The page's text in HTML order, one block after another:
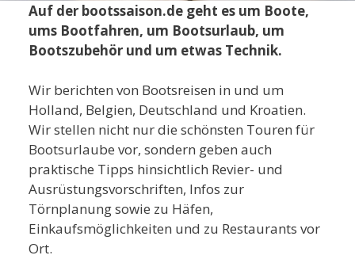
Auf der bootssaison.de geht es um Boote,
ums Bootfahren, um Bootsurlaub, um
Bootszubehör und um etwas Technik.
Wir berichten von Bootsreisen in und um
Holland, Belgien, Deutschland und Kroatien.
Wir stellen nicht nur die schönsten Touren für
Bootsurlaube vor, sondern geben auch
praktische Tipps hinsichtlich Revier- und
Ausrüstungsvorschriften, Infos zur
Törnplanung sowie zu Häfen,
Einkaufsmöglichkeiten und zu Restaurants vor
Ort.